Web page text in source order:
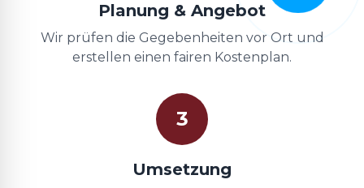
Planung & Angebot
Wir prüfen die Gegebenheiten vor Ort und
erstellen einen fairen Kostenplan.
3
Umsetzung